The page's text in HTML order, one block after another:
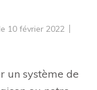
10 février 2022
un système de